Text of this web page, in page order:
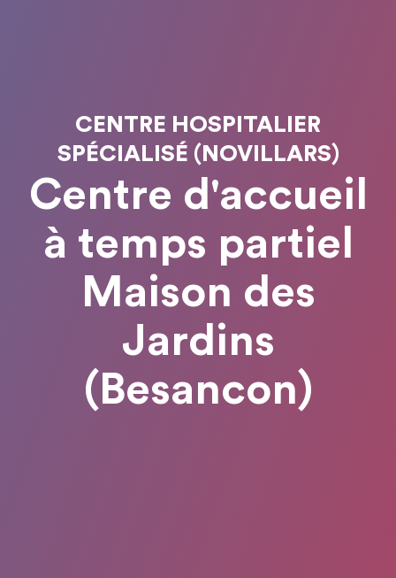
CENTRE HOSPITALIER
SPÉCIALISÉ (NOVILLARS)
Centre d'accueil
à temps partiel
Maison des
Jardins
(Besancon)